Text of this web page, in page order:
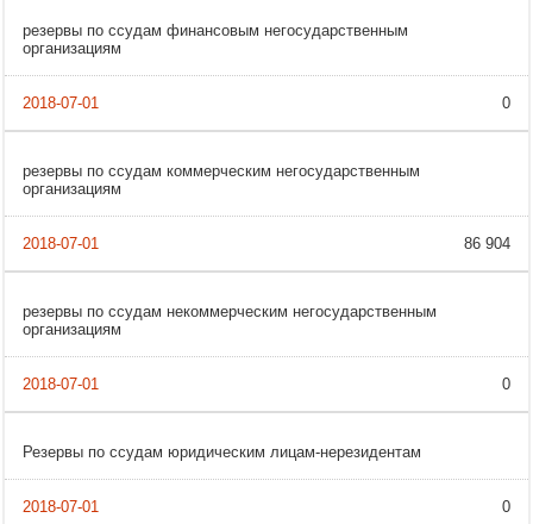
резервы по ссудам финансовым негосударственным
организациям
0
резервы по ссудам коммерческим негосударственным
организациям
86 904
резервы по ссудам некоммерческим негосударственным
организациям
0
Резервы по ссудам юридическим лицам-нерезидентам
0